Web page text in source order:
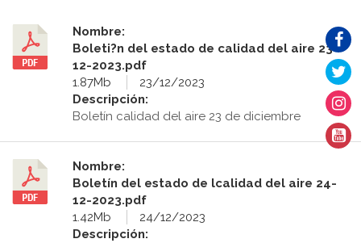
Nombre:
Boleti?n del estado de calidad del aire 23-
12-2023.pdf
1.87Mb
23/12/2023
Descripción:
Boletín calidad del aire 23 de diciembre
Nombre:
Boletín del estado de lcalidad del aire 24-
12-2023.pdf
1.42Mb
24/12/2023
Descripción: